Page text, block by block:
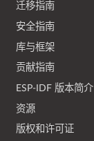
迁移指南
安全指南
库与框架
贡献指南
ESP-IDF 版本简介
资源
版权和许可证